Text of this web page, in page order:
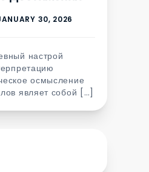
настрой
осмысление
являет собой […]